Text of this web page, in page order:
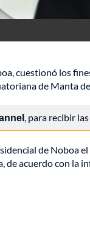
cuestionó los
de Manta
, para recibir
de Noboa
de acuerdo con la